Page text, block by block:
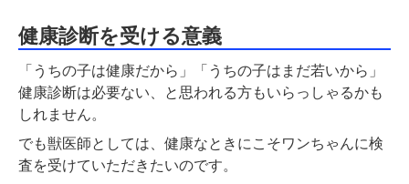
健康診断を受ける意義
「うちの子は健康だから」「うちの子はまだ若いから」
健康診断は必要ない、と思われる方もいらっしゃるかも
しれません。
でも獣医師としては、健康なときにこそワンちゃんに検
査を受けていただきたいのです。